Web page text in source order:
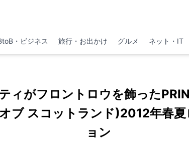
・ビジネス 旅行・お出かけ グルメ ネット・IT
ィがフロントロウを飾った
ブ スコットランド)2012年春
ョン